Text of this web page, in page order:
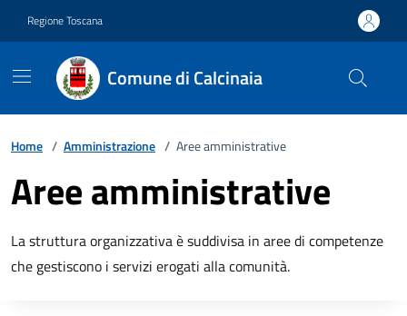
Regione Toscana
Comune di Calcinaia
Home / Amministrazione / Aree amministrative
Aree amministrative
La struttura organizzativa è suddivisa in aree di competenze
che gestiscono i servizi erogati alla comunità.